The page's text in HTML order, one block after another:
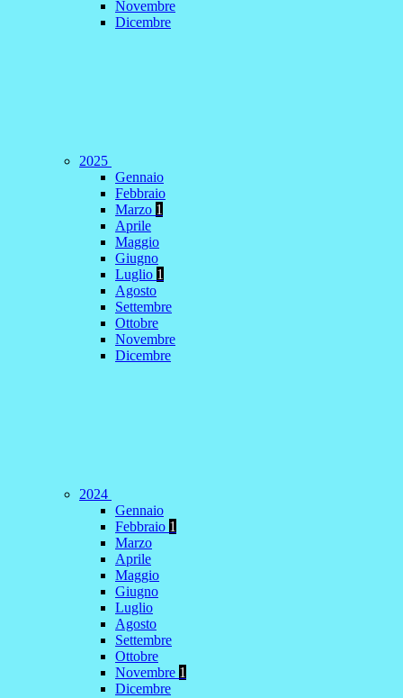
Novembre
Dicembre
2025
Gennaio
Febbraio
Marzo 1
Aprile
Maggio
Giugno
Luglio 1
Agosto
Settembre
Ottobre
Novembre
Dicembre
2024
Gennaio
Febbraio 1
Marzo
Aprile
Maggio
Giugno
Luglio
Agosto
Settembre
Ottobre
Novembre 1
Dicembre